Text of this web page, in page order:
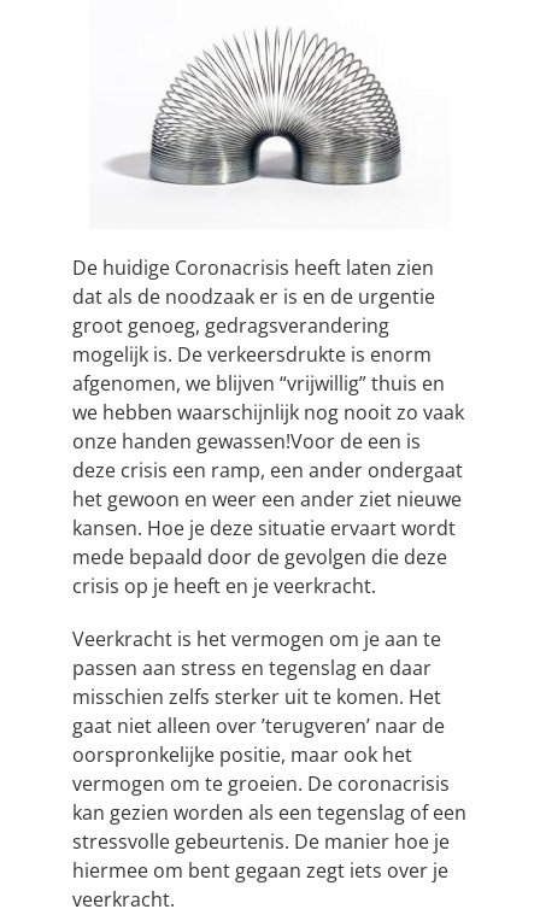
De huidige Coronacrisis heeft laten zien
dat als de noodzaak er is en de urgentie
groot genoeg, gedragsverandering
mogelijk is. De verkeersdrukte is enorm
afgenomen, we blijven “vrijwillig” thuis en
we hebben waarschijnlijk nog nooit zo vaak
onze handen gewassen!Voor de een is
deze crisis een ramp, een ander ondergaat
het gewoon en weer een ander ziet nieuwe
kansen. Hoe je deze situatie ervaart wordt
mede bepaald door de gevolgen die deze
crisis op je heeft en je veerkracht.
Veerkracht is het vermogen om je aan te
passen aan stress en tegenslag en daar
misschien zelfs sterker uit te komen. Het
gaat niet alleen over ’terugveren’ naar de
oorspronkelijke positie, maar ook het
vermogen om te groeien. De coronacrisis
kan gezien worden als een tegenslag of een
stressvolle gebeurtenis. De manier hoe je
hiermee om bent gegaan zegt iets over je
veerkracht.